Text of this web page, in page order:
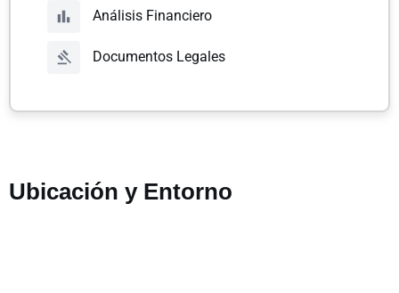
Análisis Financiero
Documentos Legales
Ubicación y Entorno